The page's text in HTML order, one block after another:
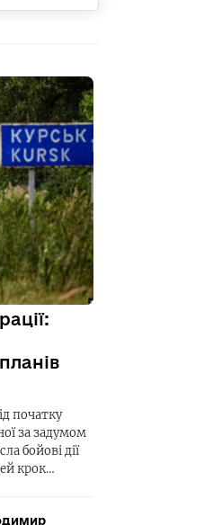
початку
за задумом
бойові дії
крок…